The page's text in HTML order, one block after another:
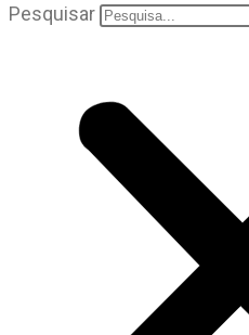
Pesquisar